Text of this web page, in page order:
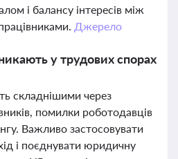
і балансу інтересів між
Джерело
у трудових спорах
складнішими через
помилки роботодавців
Важливо застосовувати
і поєднувати юридичну